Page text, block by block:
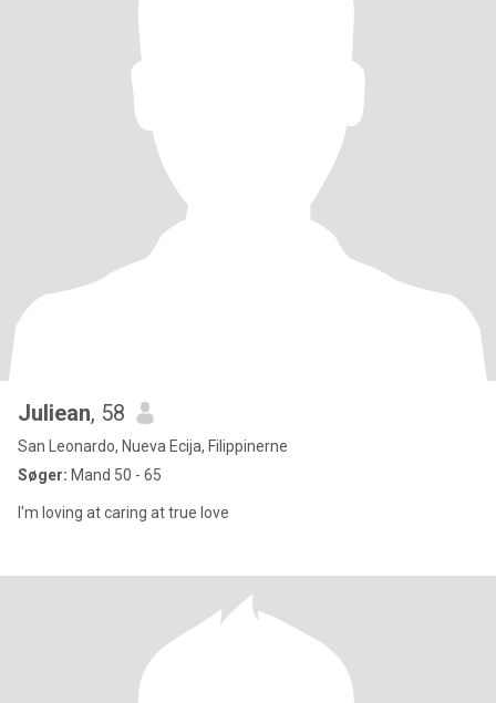
Juliean, 58
San Leonardo, Nueva Ecija, Filippinerne
Søger: Mand 50 - 65
I'm loving at caring at true love